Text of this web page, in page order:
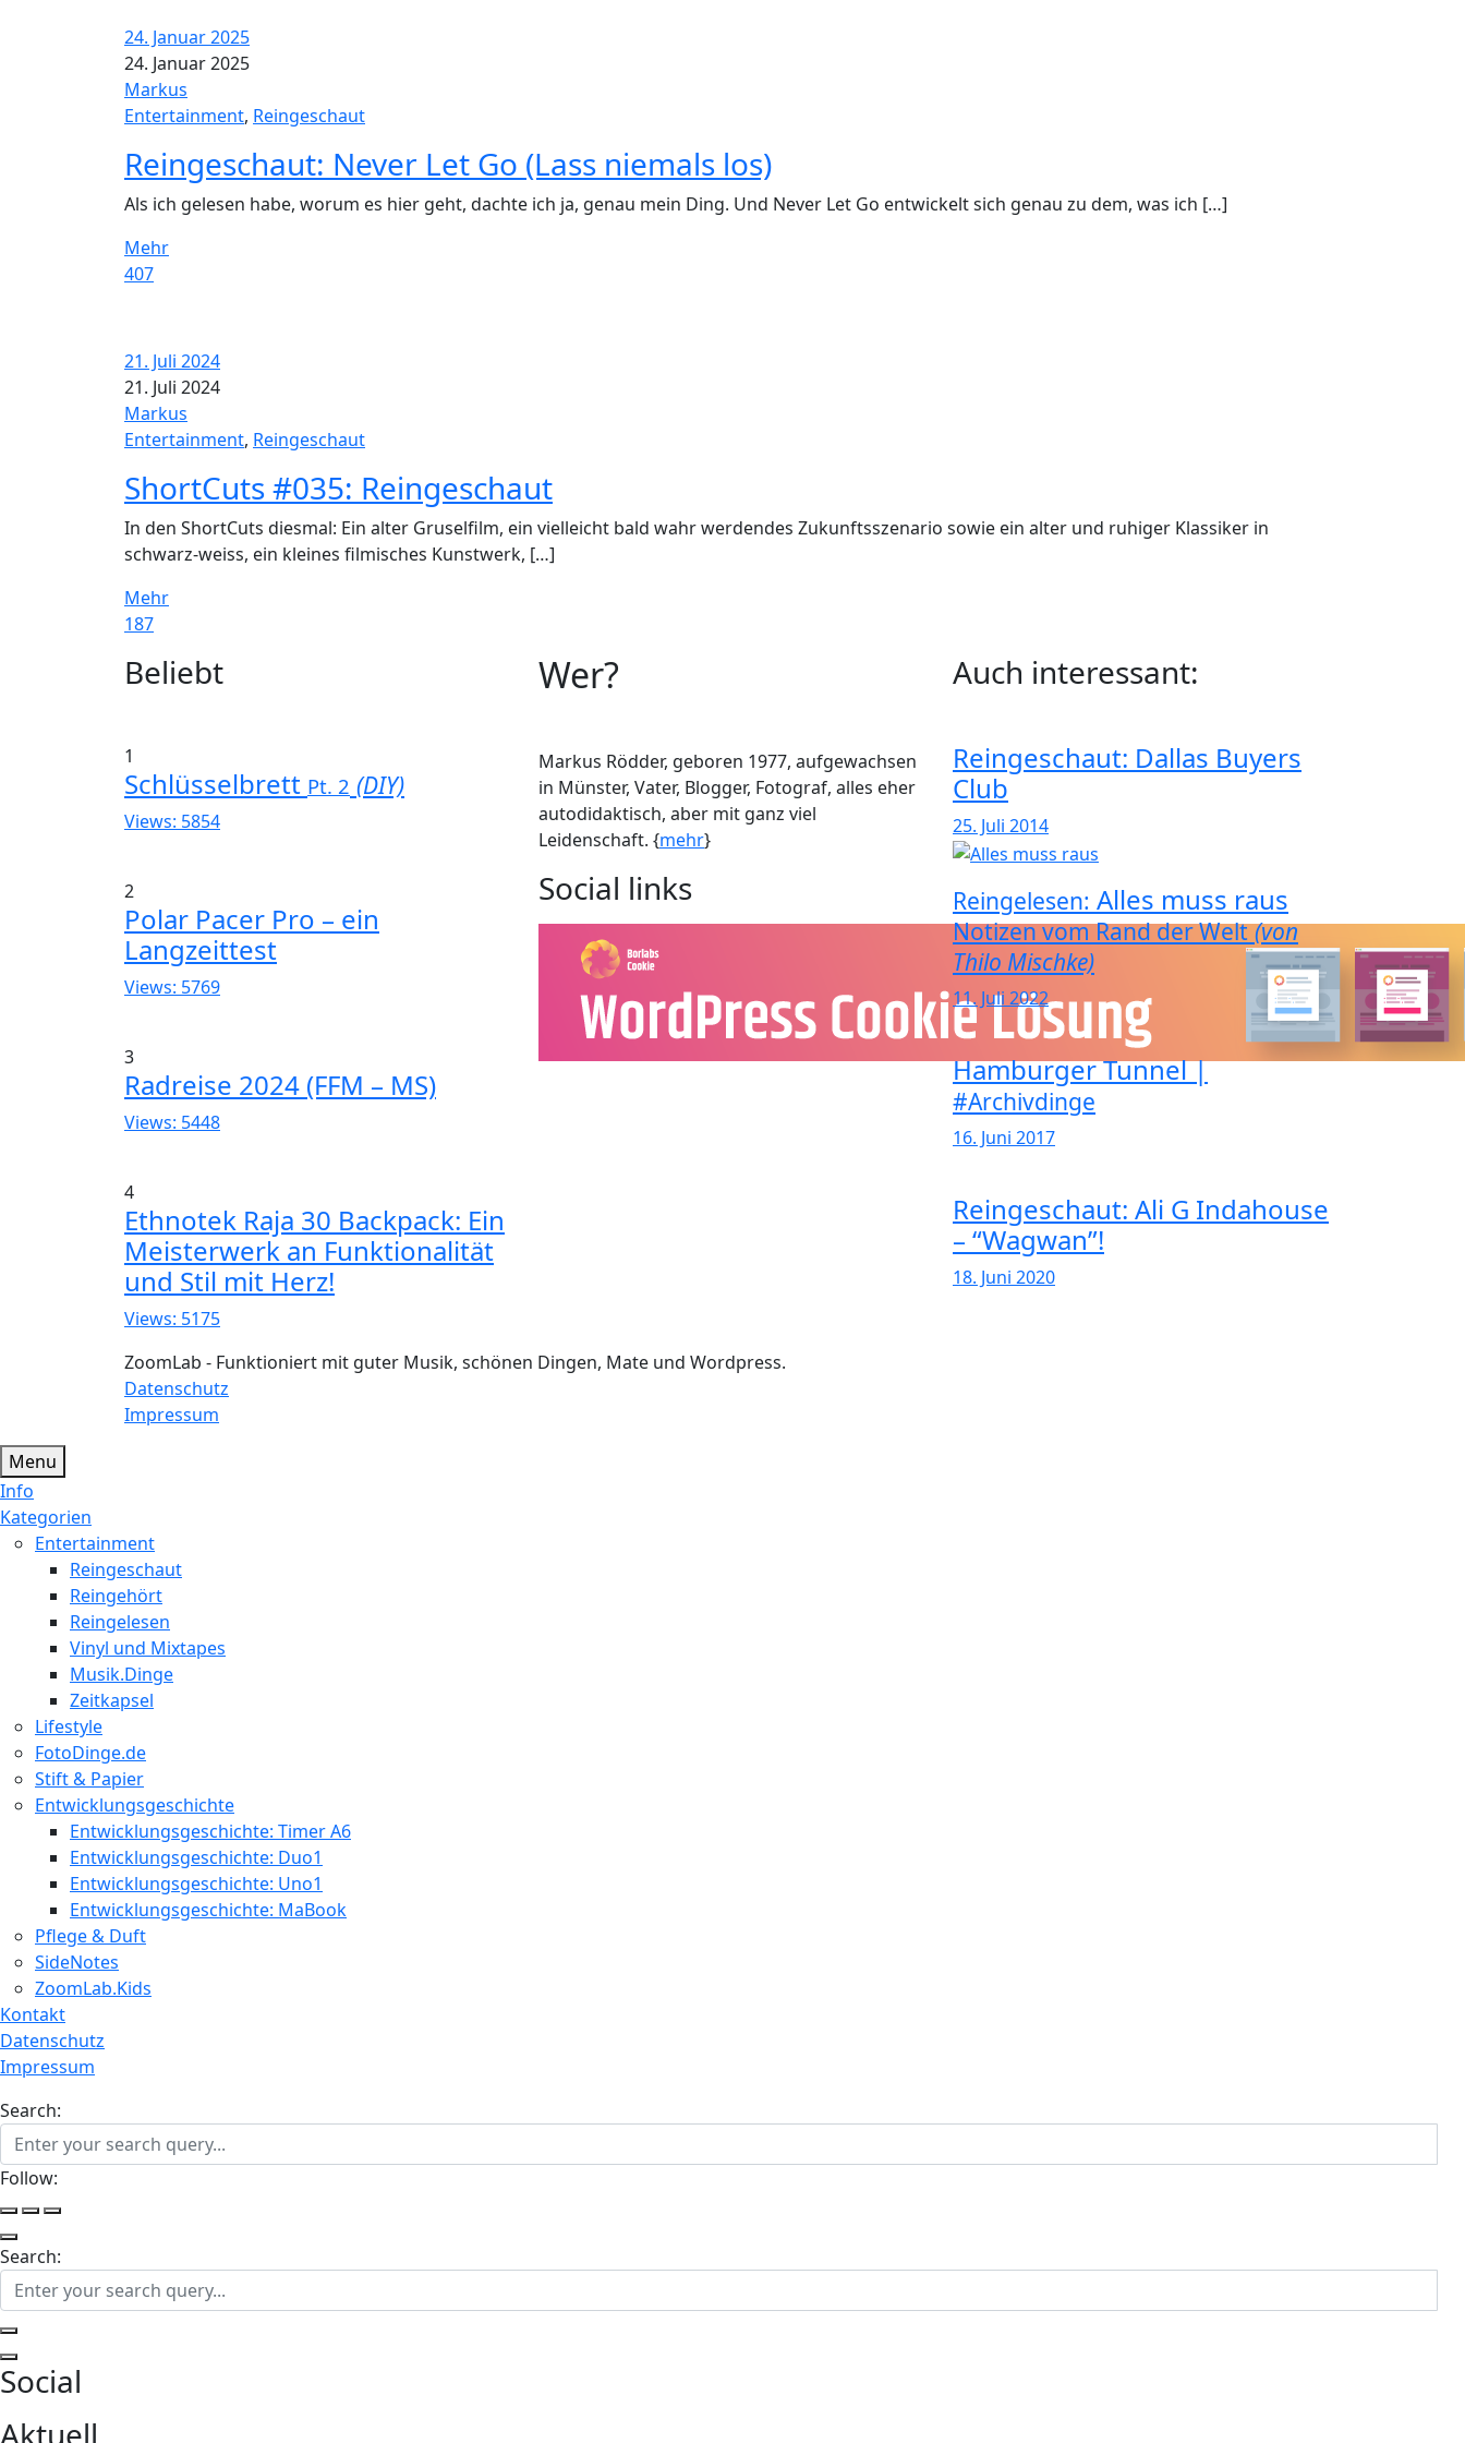
24. Januar 2025
24. Januar 2025
Markus
Entertainment, Reingeschaut
Reingeschaut: Never Let Go (Lass niemals los)
Als ich gelesen habe, worum es hier geht, dachte ich ja, genau mein Ding. Und Never Let Go entwickelt sich genau zu dem, was ich […]
Mehr
407
21. Juli 2024
21. Juli 2024
Markus
Entertainment, Reingeschaut
ShortCuts #035: Reingeschaut
In den ShortCuts diesmal: Ein alter Gruselfilm, ein vielleicht bald wahr werdendes Zukunftsszenario sowie ein alter und ruhiger Klassiker in
schwarz-weiss, ein kleines filmisches Kunstwerk, […]
Mehr
187
WidgetsBeliebt
1
Schlüsselbrett Pt. 2 (DIY)
Views: 5854
2
Polar Pacer Pro – ein
Langzeittest
Views: 5769
3
Radreise 2024 (FFM – MS)
Views: 5448
4
Ethnotek Raja 30 Backpack: Ein
Meisterwerk an Funktionalität
und Stil mit Herz!
Views: 5175
Wer?
Markus Rödder, geboren 1977, aufgewachsen
in Münster, Vater, Blogger, Fotograf, alles eher
autodidaktisch, aber mit ganz viel
Leidenschaft. {mehr}
Social links
Auch interessant:
Reingeschaut: Dallas Buyers
Club
25. Juli 2014
Reingelesen: Alles muss raus
Notizen vom Rand der Welt (von
Thilo Mischke)
11. Juli 2022
Hamburger Tunnel |
#Archivdinge
16. Juni 2017
Reingeschaut: Ali G Indahouse
– “Wagwan”!
18. Juni 2020
ZoomLab - Funktioniert mit guter Musik, schönen Dingen, Mate und Wordpress.
Datenschutz
Impressum
Menu
Info
Kategorien
Entertainment
Reingeschaut
Reingehört
Reingelesen
Vinyl und Mixtapes
Musik.Dinge
Zeitkapsel
Lifestyle
FotoDinge.de
Stift & Papier
Entwicklungsgeschichte
Entwicklungsgeschichte: Timer A6
Entwicklungsgeschichte: Duo1
Entwicklungsgeschichte: Uno1
Entwicklungsgeschichte: MaBook
Pflege & Duft
SideNotes
ZoomLab.Kids
Kontakt
Datenschutz
Impressum
Search:
Follow:
Search:
Social
Aktuell